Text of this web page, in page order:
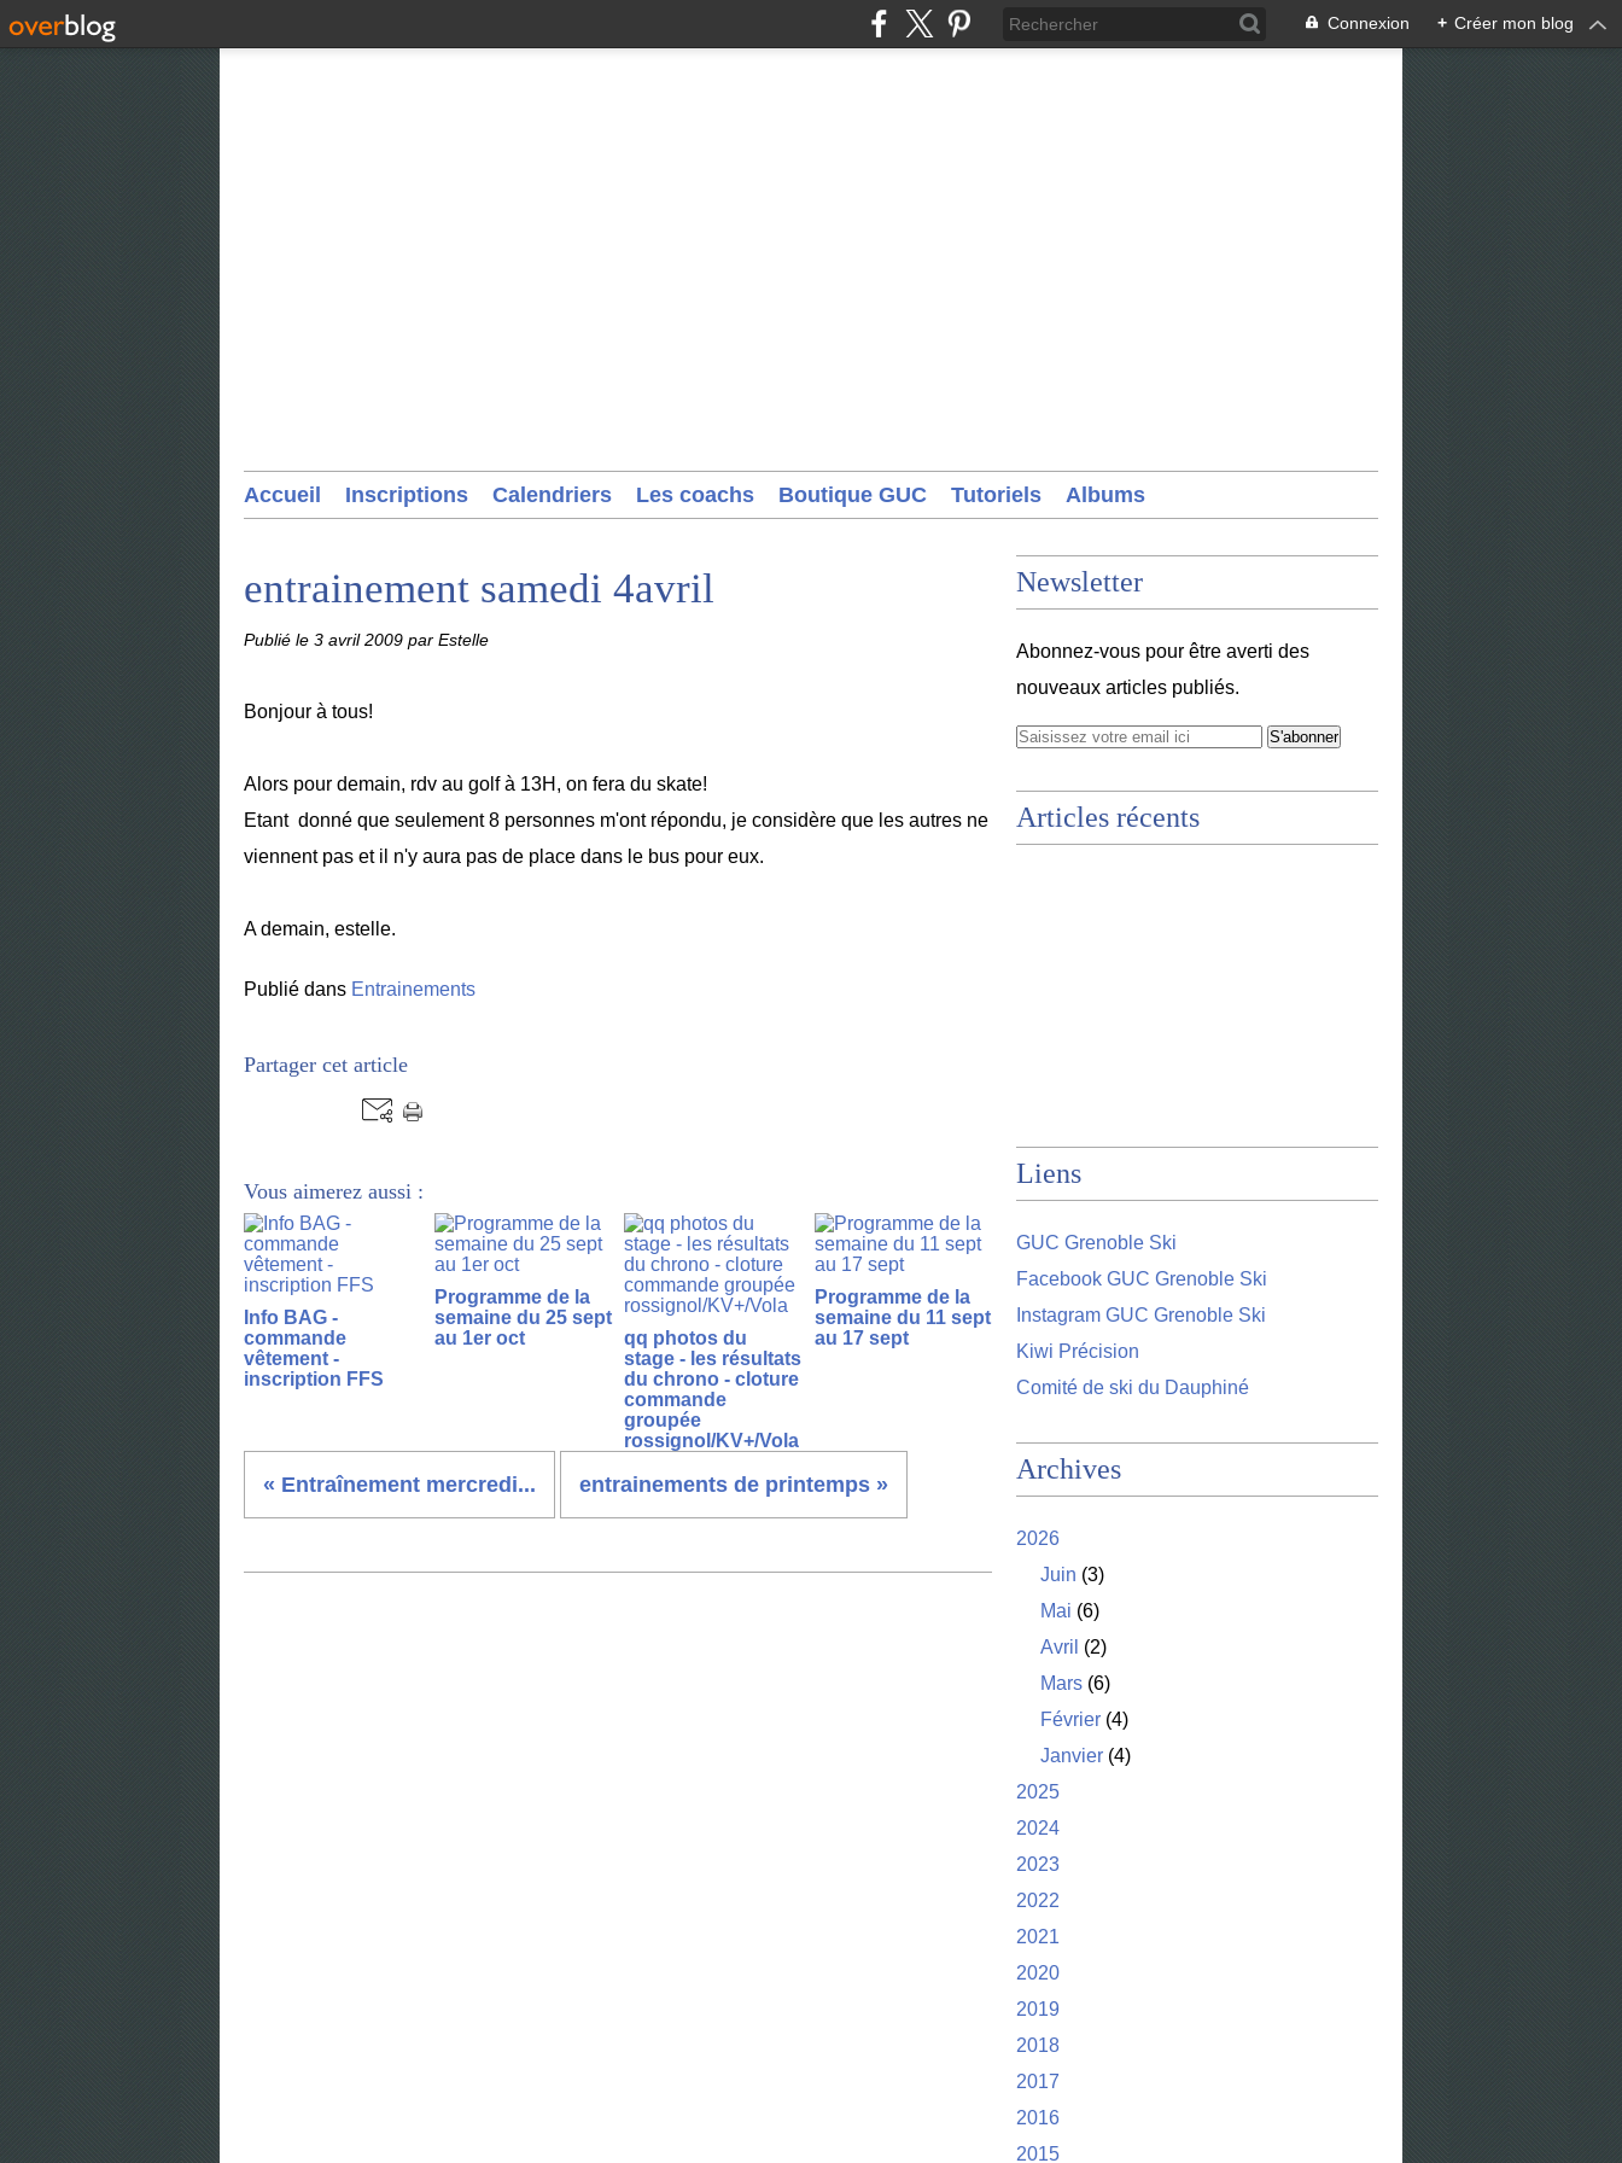
Connexion + Créer mon blog
Accueil Inscriptions Calendriers Les coachs Boutique GUC Tutoriels Albums
entrainement samedi 4avril
Publié le 3 avril 2009 par Estelle
Bonjour à tous!
Alors pour demain, rdv au golf à 13H, on fera du skate!
Etant donné que seulement 8 personnes m'ont répondu, je considère que les autres ne
viennent pas et il n'y aura pas de place dans le bus pour eux.
A demain, estelle.
Publié dans Entrainements
Partager cet article
Vous aimerez aussi :
Info BAG -
commande
vêtement -
inscription FFS
Programme de la
semaine du 25 sept
au 1er oct
qq photos du
stage - les résultats
du chrono - cloture
commande
groupée
rossignol/KV+/Vola
Programme de la
semaine du 11 sept
au 17 sept
« Entraînement mercredi... entrainements de printemps »
Newsletter
Abonnez-vous pour être averti des
nouveaux articles publiés.
Articles récents
Liens
GUC Grenoble Ski
Facebook GUC Grenoble Ski
Instagram GUC Grenoble Ski
Kiwi Précision
Comité de ski du Dauphiné
Archives
2026
Juin (3)
Mai (6)
Avril (2)
Mars (6)
Février (4)
Janvier (4)
2025
2024
2023
2022
2021
2020
2019
2018
2017
2016
2015